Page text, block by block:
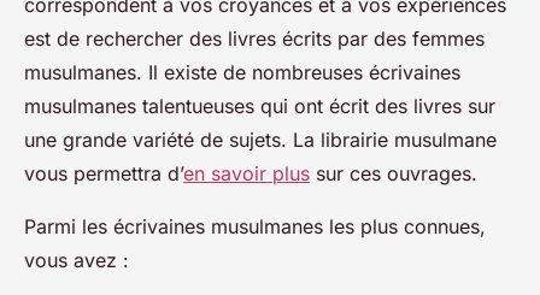
correspondent à vos croyances et à vos expériences
est de rechercher des livres écrits par des femmes
musulmanes. Il existe de nombreuses écrivaines
musulmanes talentueuses qui ont écrit des livres sur
une grande variété de sujets. La librairie musulmane
vous permettra d’en savoir plus sur ces ouvrages.
Parmi les écrivaines musulmanes les plus connues,
vous avez :